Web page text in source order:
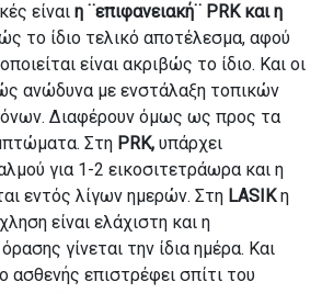
είναι η ¨επιφανειακή¨ PRK και η
το ίδιο τελικό αποτέλεσμα, αφού
είναι ακριβώς το ίδιο. Και οι
ανώδυνα με ενστάλαξη τοπικών
Διαφέρουν όμως ως προς τα
Στη PRK, υπάρχει
για 1-2 εικοσιτετράωρα και η
εντός λίγων ημερών. Στη LASIKη
είναι ελάχιστη και η
γίνεται την ίδια ημέρα. Και
ασθενής επιστρέφει σπίτι του